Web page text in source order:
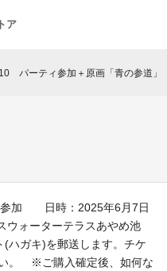
ア
10 パーティ参加＋原画「青の参道」
参加 日時：2025年6月7日
ォーターテラスあやめ池
ガキ)を郵送します。チケ
。 ※ご購入確定後、如何な